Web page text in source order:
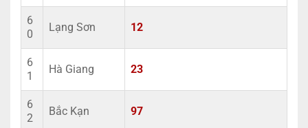
6
0
Lạng Sơn 12
6
1
Hà Giang 23
6
2
Bắc Kạn 97